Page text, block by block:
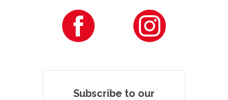
Subscribe to our